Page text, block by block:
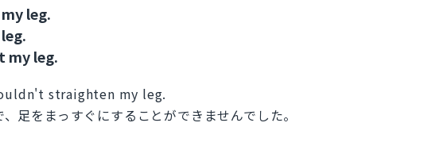
leg.
my leg.
straighten my leg.
足をまっすぐにすることができませんでした。